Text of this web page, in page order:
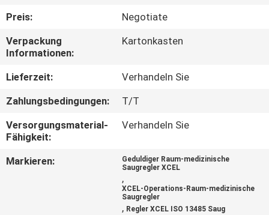
QUALITÄTSKONTROLLE
TRETEN
SIE
MIT
IN
VERBINDUNG
Preis:
Negotiate
Verpackung
Informationen:
Kartonkasten
Lieferzeit:
Verhandeln Sie
Zahlungsbedingungen:
T/T
Versorgungsmaterial-
Fähigkeit:
Verhandeln Sie
Markieren:
Geduldiger Raum-medizinische
Saugregler XCEL
,
XCEL-Operations-Raum-medizinische
Saugregler
, Regler XCEL ISO 13485 Saug